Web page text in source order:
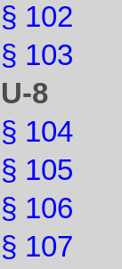
§ 102
§ 103
U-8
§ 104
§ 105
§ 106
§ 107